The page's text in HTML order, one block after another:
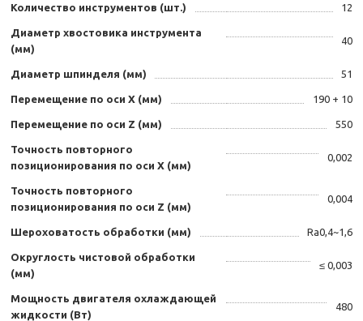
Количество инструментов (шт.) 12
Диаметр хвостовика инструмента
(мм)
40
Диаметр шпинделя (мм) 51
Перемещение по оси X (мм) 190 + 10
Перемещение по оси Z (мм) 550
Точность повторного
позиционирования по оси X (мм)
0,002
Точность повторного
позиционирования по оси Z (мм)
0,004
Шероховатость обработки (мм) Ra0,4~1,6
Округлость чистовой обработки
(мм)
≤ 0,003
Мощность двигателя охлаждающей
жидкости (Вт)
480